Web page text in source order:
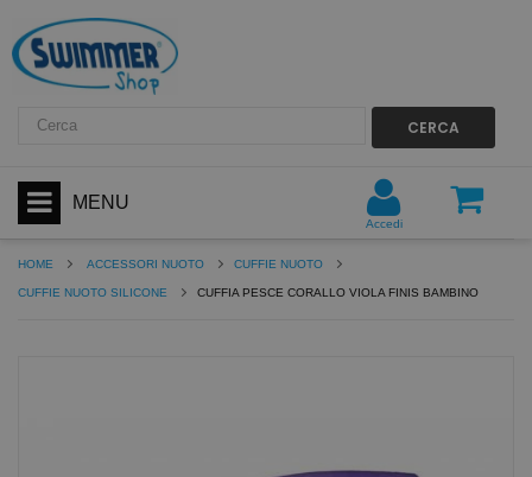
CERCA
MENU
Accedi
HOME ACCESSORI NUOTO CUFFIE NUOTO
CUFFIE NUOTO SILICONE CUFFIA PESCE CORALLO VIOLA FINIS BAMBINO